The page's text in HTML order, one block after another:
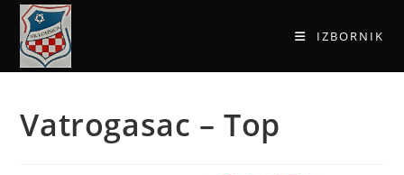
IZBORNIK
Vatrogasac – Top